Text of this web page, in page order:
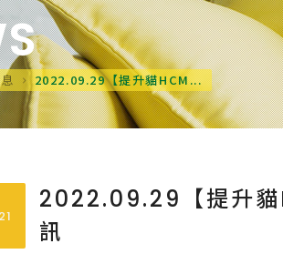
2022.09.29【提升貓HCM...
2022.09.29【提升貓
訊